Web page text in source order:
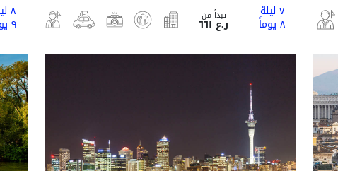
٧ ليلة
٨ يوماً تبدأ من
ر.ع ٦٦١
٨ ليلة
٩ يوماً